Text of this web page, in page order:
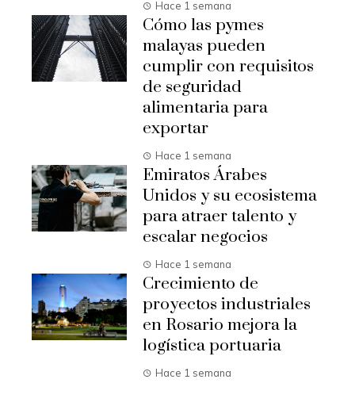
Hace 1 semana
Cómo las pymes
malayas pueden
cumplir con requisitos
de seguridad
alimentaria para
exportar
Hace 1 semana
Emiratos Árabes
Unidos y su ecosistema
para atraer talento y
escalar negocios
Hace 1 semana
Crecimiento de
proyectos industriales
en Rosario mejora la
logística portuaria
Hace 1 semana